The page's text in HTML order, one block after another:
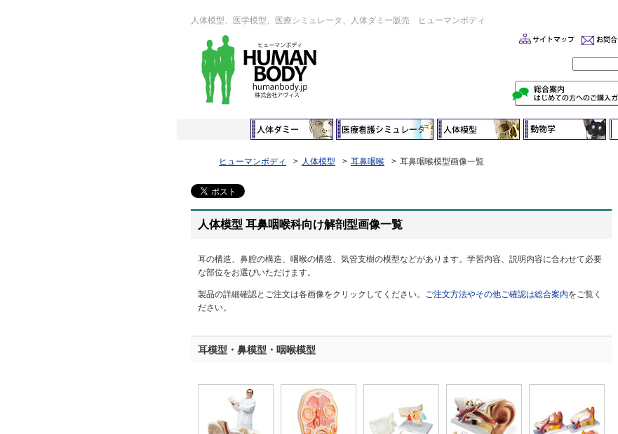
人体模型、医学模型、医療シミュレータ、人体ダミー販売 ヒューマンボディ
ヒューマンボディ 人体模型 耳鼻咽喉 耳鼻咽喉模型画像一覧
人体模型 耳鼻咽喉科向け解剖型画像一覧
耳の構造、鼻腔の構造、咽喉の構造、気管支樹の模型などがあります。学習内容、説明内容に合わせて必要
な部位をお選びいただけます。
製品の詳細確認とご注文は各画像をクリックしてください。 ご注文方法やその他ご確認は総合案内をご覧く
ださい。
耳模型・鼻模型・咽喉模型